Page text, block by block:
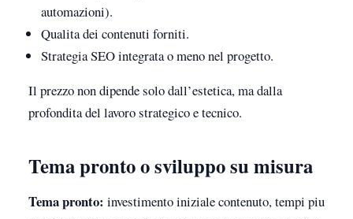
automazioni).
Qualita dei contenuti forniti.
Strategia SEO integrata o meno nel progetto.
Il prezzo non dipende solo dall’estetica, ma dalla
profondita del lavoro strategico e tecnico.
Tema pronto o sviluppo su misura
Tema pronto: investimento iniziale contenuto, tempi piu